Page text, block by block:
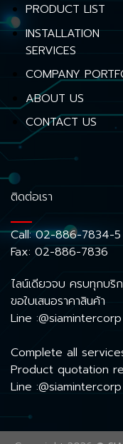
PRODUCT LIST
INSTALLATION
SERVICES
COMPANY
ABOUT US
CONTACT US
ติดต่อเรา
Call:02-886-7834-5
Fax: 02-886-7836
ไลน์เดียวจบ ครบทุกบริ
ขอใบเสนอราคาสินค้า
Line :@siamintercorp
Complete all
Product quotation
Line :@siamintercorp